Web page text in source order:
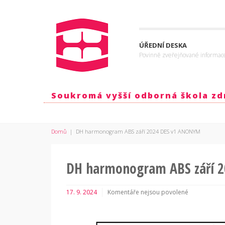
ÚŘEDNÍ DESKA
Povinně zveřejňované
Soukromá vyšší odborná škola
Domů | DH harmonogram ABS září 2024 DES v1 ANONYM
DH harmonogram ABS září
17. 9. 2024
Komentáře nejsou povolené